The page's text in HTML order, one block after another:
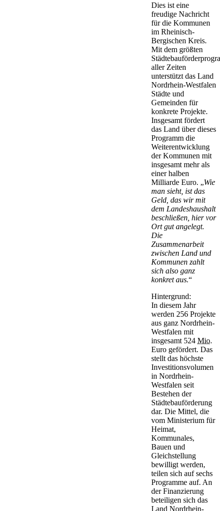
Dies ist eine
freudige Nachricht
für die Kommunen
im Rheinisch-
Bergischen Kreis.
Mit dem größten
aller Zeiten
unterstützt das Land
Nordrhein-Westfalen
Städte und
Gemeinden für
konkrete Projekte.
Insgesamt fördert
das Land über dieses
Programm die
Weiterentwicklung
der Kommunen mit
insgesamt mehr als
einer halben
Milliarde Euro. „Wie
man sieht, ist das
Geld, das wir mit
dem Landeshaushalt
beschließen, hier vor
Ort gut angelegt.
Die
Zusammenarbeit
zwischen Land und
Kommunen zahlt
sich also ganz
konkret aus.“
Hintergrund:
In diesem Jahr
werden 256 Projekte
aus ganz Nordrhein-
Westfalen mit
insgesamt 524 Mio.
Euro gefördert. Das
stellt das höchste
Investitionsvolumen
in Nordrhein-
Westfalen seit
Bestehen der
Städtebauförderung
dar. Die Mittel, die
vom Ministerium für
Heimat,
Kommunales,
Bauen und
Gleichstellung
bewilligt werden,
teilen sich auf sechs
Programme auf. An
der Finanzierung
beteiligen sich das
Land Nordrhein-